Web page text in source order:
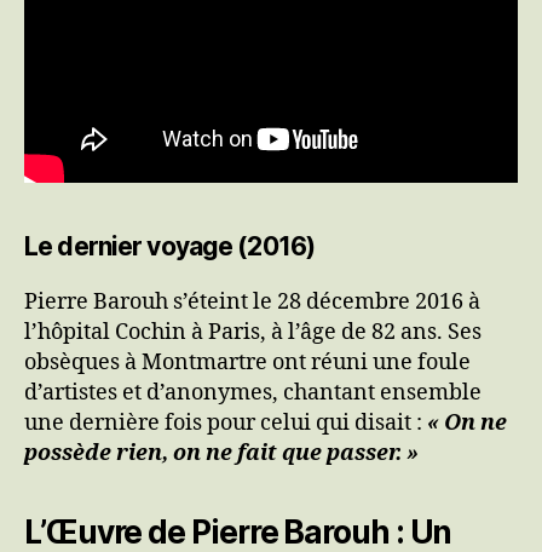
Le dernier voyage (2016)
Pierre Barouh s’éteint le 28 décembre 2016 à
l’hôpital Cochin à Paris, à l’âge de 82 ans. Ses
obsèques à Montmartre ont réuni une foule
d’artistes et d’anonymes, chantant ensemble
une dernière fois pour celui qui disait : « On ne
possède rien, on ne fait que passer. »
L’Œuvre de Pierre Barouh : Un